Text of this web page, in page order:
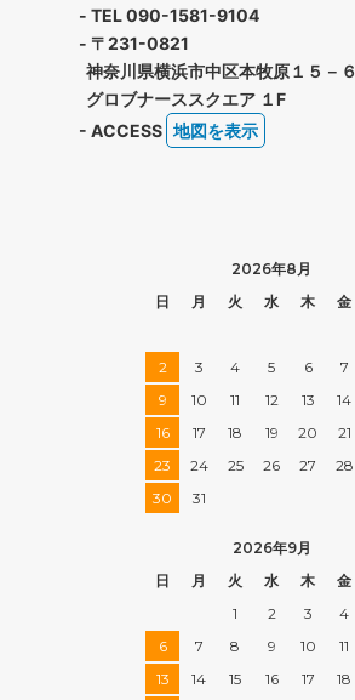
- TEL 090-1581-9104
- 〒231-0821
神奈川県横浜市中区本牧原１５－６
グロブナーススクエア １F
- ACCESS 地図を表示
2026年8月
日
月 火 水 木 金
2
3 4 5 6 7
9
10 11 12 13 14
16
17 18 19 20 21
23
24 25 26 27 28
30
31
2026年9月
日
月 火 水 木 金
1
2 3 4
6
7 8 9 10 11
13
14 15 16 17 18